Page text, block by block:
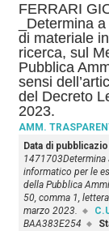
FERRARI
_Determina
di materiale
ricerca, sul
Pubblica
sensi
del Decreto
2023.
AMM.
Data di
1471703Determina
informatico per le
della Pubblica
50, comma 1,
marzo 2023.
BAA383E254